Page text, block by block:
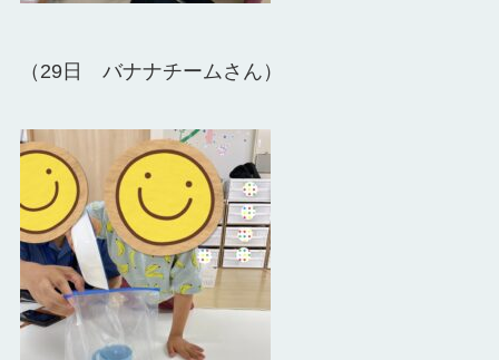
（29日 バナナチームさん）